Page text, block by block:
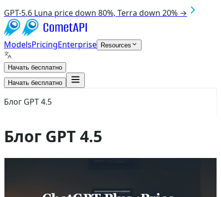
GPT-5.6 Luna price down 80%, Terra down 20% →
ModelsPricingEnterprise Resources
Начать бесплатно
Начать бесплатно
Блог GPT 4.5
Блог GPT 4.5